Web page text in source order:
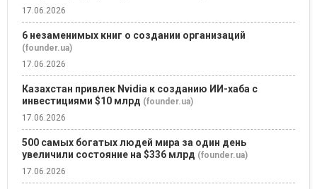
17.06.2026
6 незаменимых книг о создании организаций
(founder.ua)
17.06.2026
Казахстан привлек Nvidia к созданию ИИ-хаба с
инвестициями $10 млрд (founder.ua)
17.06.2026
500 самых богатых людей мира за один день
увеличили состояние на $336 млрд (founder.ua)
17.06.2026